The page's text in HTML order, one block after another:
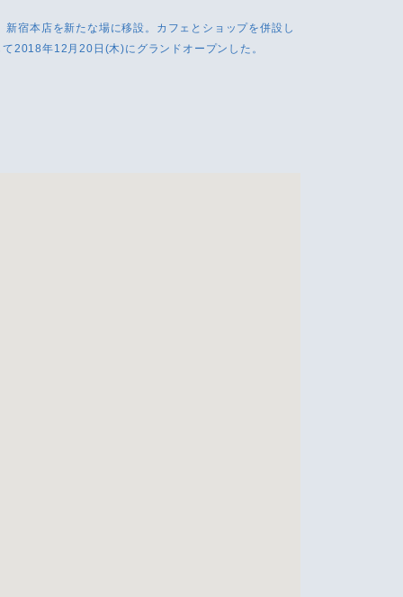
宿本店を新たな場に移設。カフェとショップを併設し
2018年12月20日(木)にグランドオープンした。